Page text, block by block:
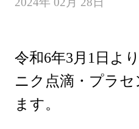
令和6年3月1日よ
ニク点滴・プラ
ます。